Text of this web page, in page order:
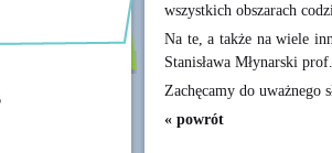
wszystkich obszarach
Na te, a także na wiele
Stanisława Młynarski
Zachęcamy do uważnego
« powrót